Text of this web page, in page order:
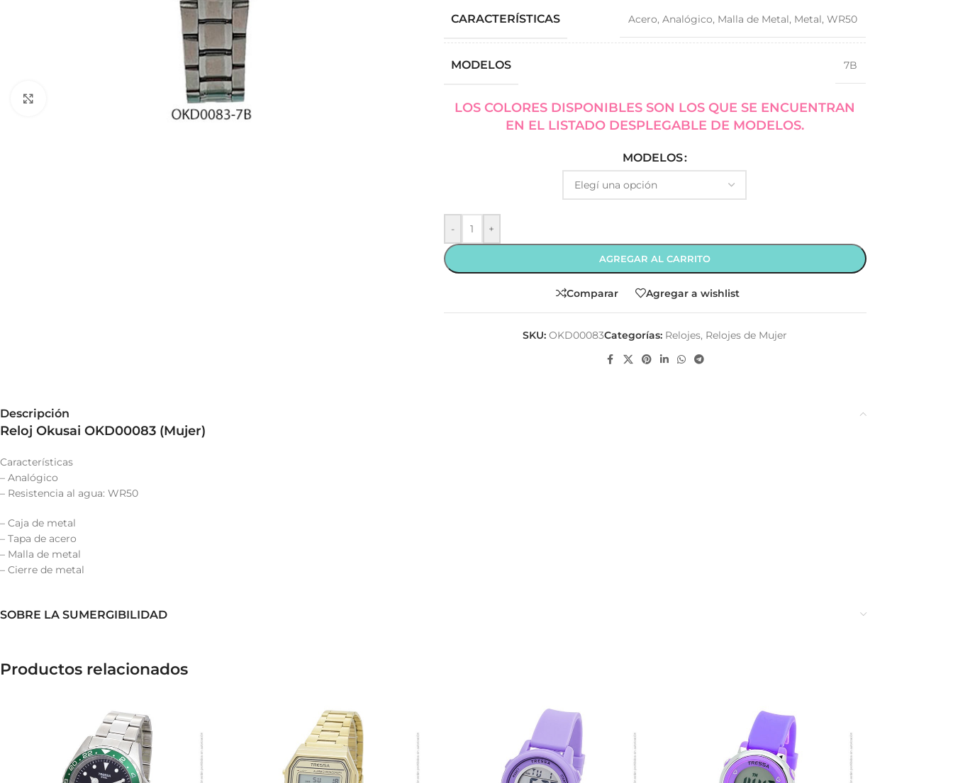
CARACTERÍSTICAS Acero, Analógico, Malla de Metal, Metal, WR50
MODELOS 7B
LOS COLORES DISPONIBLES SON LOS QUE SE ENCUENTRAN
EN EL LISTADO DESPLEGABLE DE MODELOS.
MODELOS
- +
AGREGAR AL CARRITO
Comparar Agregar a wishlist
SKU:OKD00083Categorías: Relojes, Relojes de Mujer
Descripción
Reloj Okusai OKD00083 (Mujer)
Características
– Analógico
– Resistencia al agua: WR50
– Caja de metal
– Tapa de acero
– Malla de metal
– Cierre de metal
SOBRE LA SUMERGIBILIDAD
Productos relacionados